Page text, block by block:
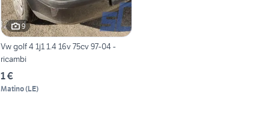
9
Vw golf 4 1j1 1.4 16v 75cv 97-04 -
ricambi
1 €
Matino(LE)